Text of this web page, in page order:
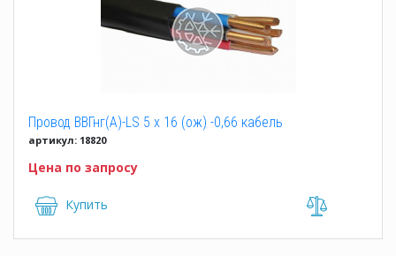
Провод ВВГнг(А)-LS 5 x 16 (ож) -0,66 кабель
артикул: 18820
Цена по запросу
Купить